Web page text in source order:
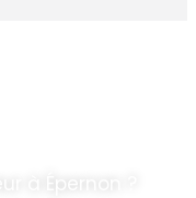
à Épernon ?